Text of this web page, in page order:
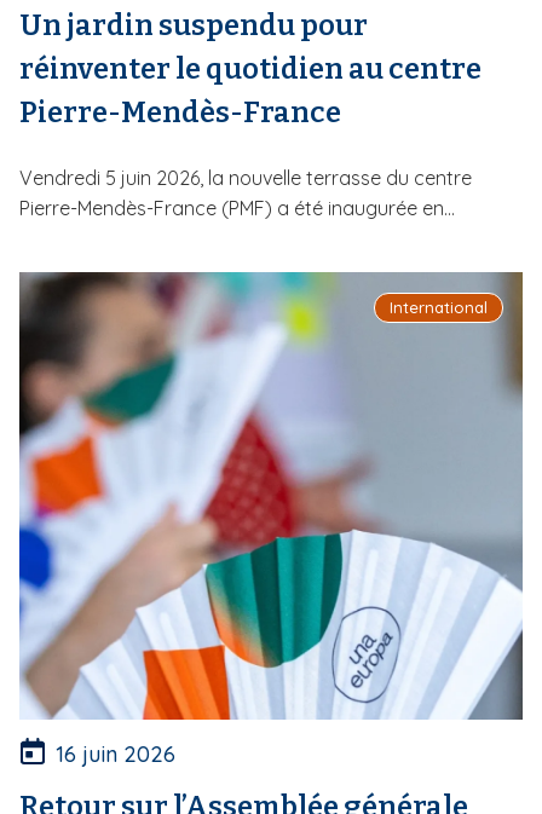
Un jardin suspendu pour
réinventer le quotidien au centre
Pierre-Mendès-France
Vendredi 5 juin 2026, la nouvelle terrasse du centre
Pierre-Mendès-France (PMF) a été inaugurée en...
International
16 juin 2026
Retour sur l’Assemblée générale